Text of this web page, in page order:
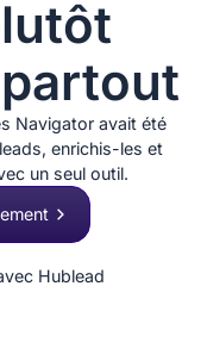
Navigator avait été
enrichis-les et
un seul outil.